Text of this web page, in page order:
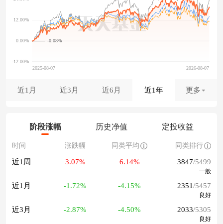
-0.08%
近1月 近3月 近6月 近1年 更多
阶段涨幅 历史净值 定投收益
时间 涨跌幅 同类平均 同类排行
近1周 3.07% 6.14% 3847/5499
一般
近1月 -1.72% -4.15% 2351/5457
良好
近3月 -2.87% -4.50% 2033/5305
良好